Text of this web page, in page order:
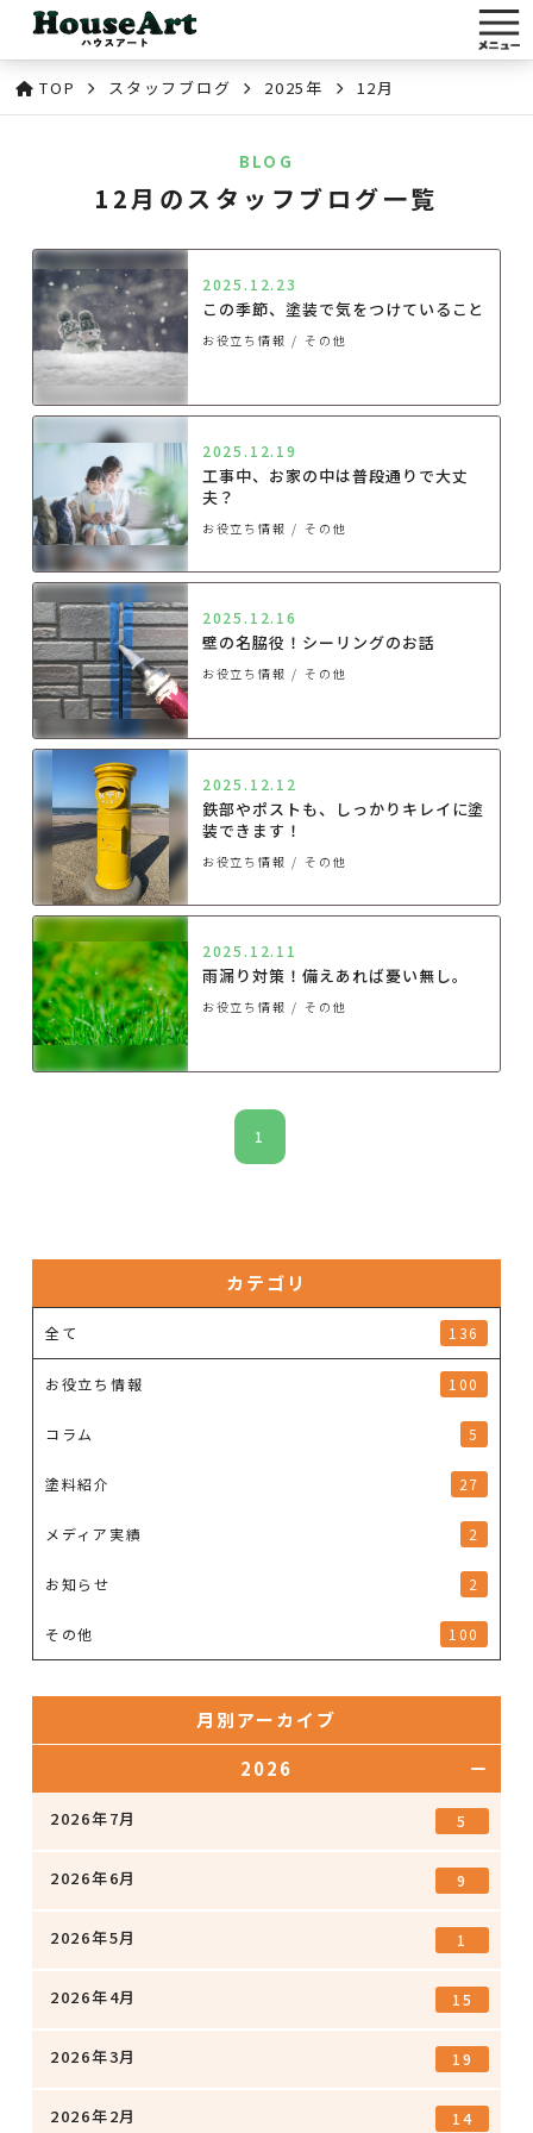
TOP スタッフブログ 2025年 12月
BLOG
12月のスタッフブログ一覧
2025.12.23
この季節、塗装で気をつけていること
お役立ち情報 その他
2025.12.19
工事中、お家の中は普段通りで大丈
夫？
お役立ち情報 その他
2025.12.16
壁の名脇役！シーリングのお話
お役立ち情報 その他
2025.12.12
鉄部やポストも、しっかりキレイに塗
装できます！
お役立ち情報 その他
2025.12.11
雨漏り対策！備えあれば憂い無し。
お役立ち情報 その他
1
カテゴリ
全て 136
お役立ち情報 100
コラム 5
塗料紹介 27
メディア実績 2
お知らせ 2
その他 100
月別アーカイブ
2026
2026年7月 5
2026年6月 9
2026年5月 1
2026年4月 15
2026年3月 19
2026年2月 14